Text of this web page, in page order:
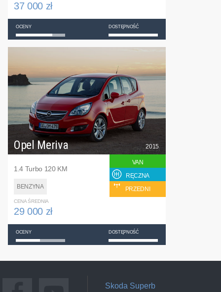
37 000 zł
OCENY DOSTĘPNOŚĆ
Opel Meriva
1.4 Turbo 120 KM
BENZYNA
2015
VAN
RĘCZNA
PRZEDNI
CENA ŚREDNIA
29 000 zł
OCENY DOSTĘPNOŚĆ
Skoda Superb